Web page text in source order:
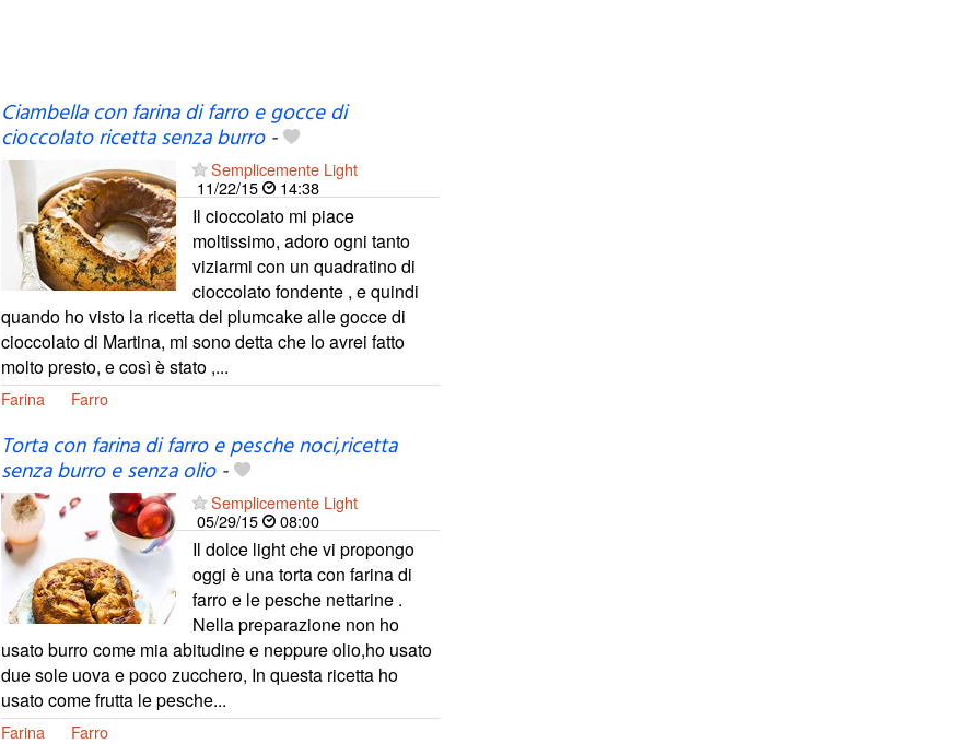
Ciambella con farina di farro e gocce di
cioccolato ricetta senza burro-
Semplicemente Light
11/22/15
14:38
Il cioccolato mi piace
moltissimo, adoro ogni tanto
viziarmi con un quadratino di
cioccolato fondente , e quindi
quando ho visto la ricetta del plumcake alle gocce di
cioccolato di Martina, mi sono detta che lo avrei fatto
molto presto, e così è stato ,...
Farina Farro
Torta con farina di farro e pesche noci,ricetta
senza burro e senza olio-
Semplicemente Light
05/29/15
08:00
Il dolce light che vi propongo
oggi è una torta con farina di
farro e le pesche nettarine .
Nella preparazione non ho
usato burro come mia abitudine e neppure olio,ho usato
due sole uova e poco zucchero, In questa ricetta ho
usato come frutta le pesche...
Farina Farro